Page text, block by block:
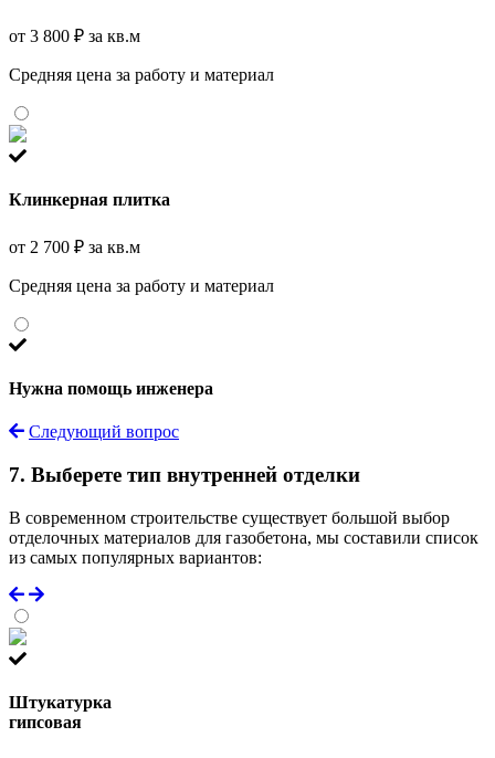
от 3 800 ₽ за кв.м
Средняя цена за работу и материал
Клинкерная плитка
от 2 700 ₽ за кв.м
Средняя цена за работу и материал
Нужна помощь инженера
Следующий вопрос
7. Выберете тип внутренней отделки
В современном строительстве существует большой выбор
отделочных материалов для газобетона, мы составили список
из самых популярных вариантов:
Штукатурка
гипсовая